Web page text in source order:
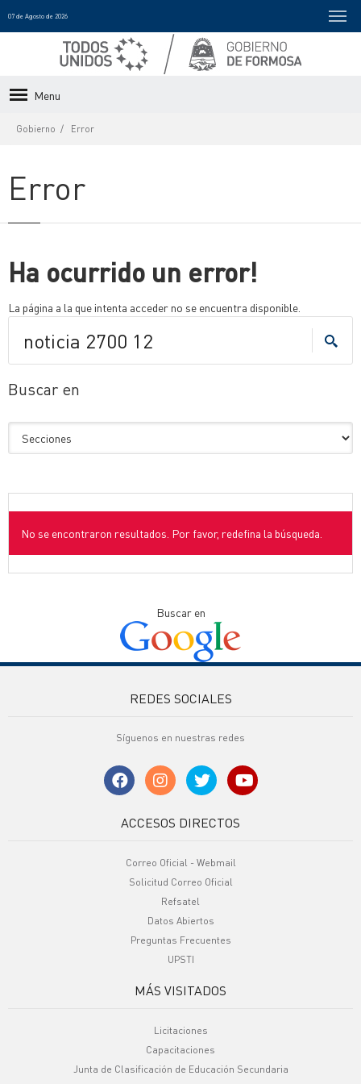
07 de Agosto de 2026
Menu
Gobierno Error
Error
Ha ocurrido un error!
La página a la que intenta acceder no se encuentra disponible.
Buscar en
No se encontraron resultados. Por favor, redefina la búsqueda.
Buscar en
REDES SOCIALES
Síguenos en nuestras redes
ACCESOS DIRECTOS
Correo Oficial - Webmail
Solicitud Correo Oficial
Refsatel
Datos Abiertos
Preguntas Frecuentes
UPSTI
MÁS VISITADOS
Licitaciones
Capacitaciones
Junta de Clasificación de Educación Secundaria